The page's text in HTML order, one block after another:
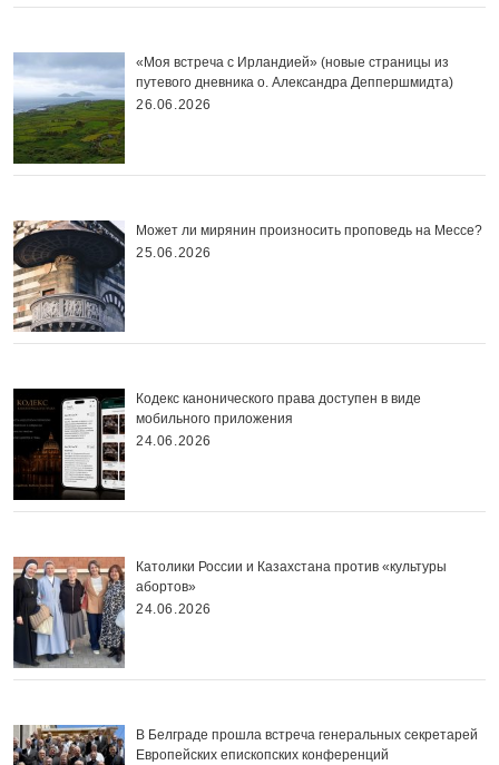
«Моя встреча с Ирландией» (новые страницы из
путевого дневника о. Александра Деппершмидта)
26.06.2026
Может ли мирянин произносить проповедь на Мессе?
25.06.2026
Кодекс канонического права доступен в виде
мобильного приложения
24.06.2026
Католики России и Казахстана против «культуры
абортов»
24.06.2026
В Белграде прошла встреча генеральных секретарей
Европейских епископских конференций